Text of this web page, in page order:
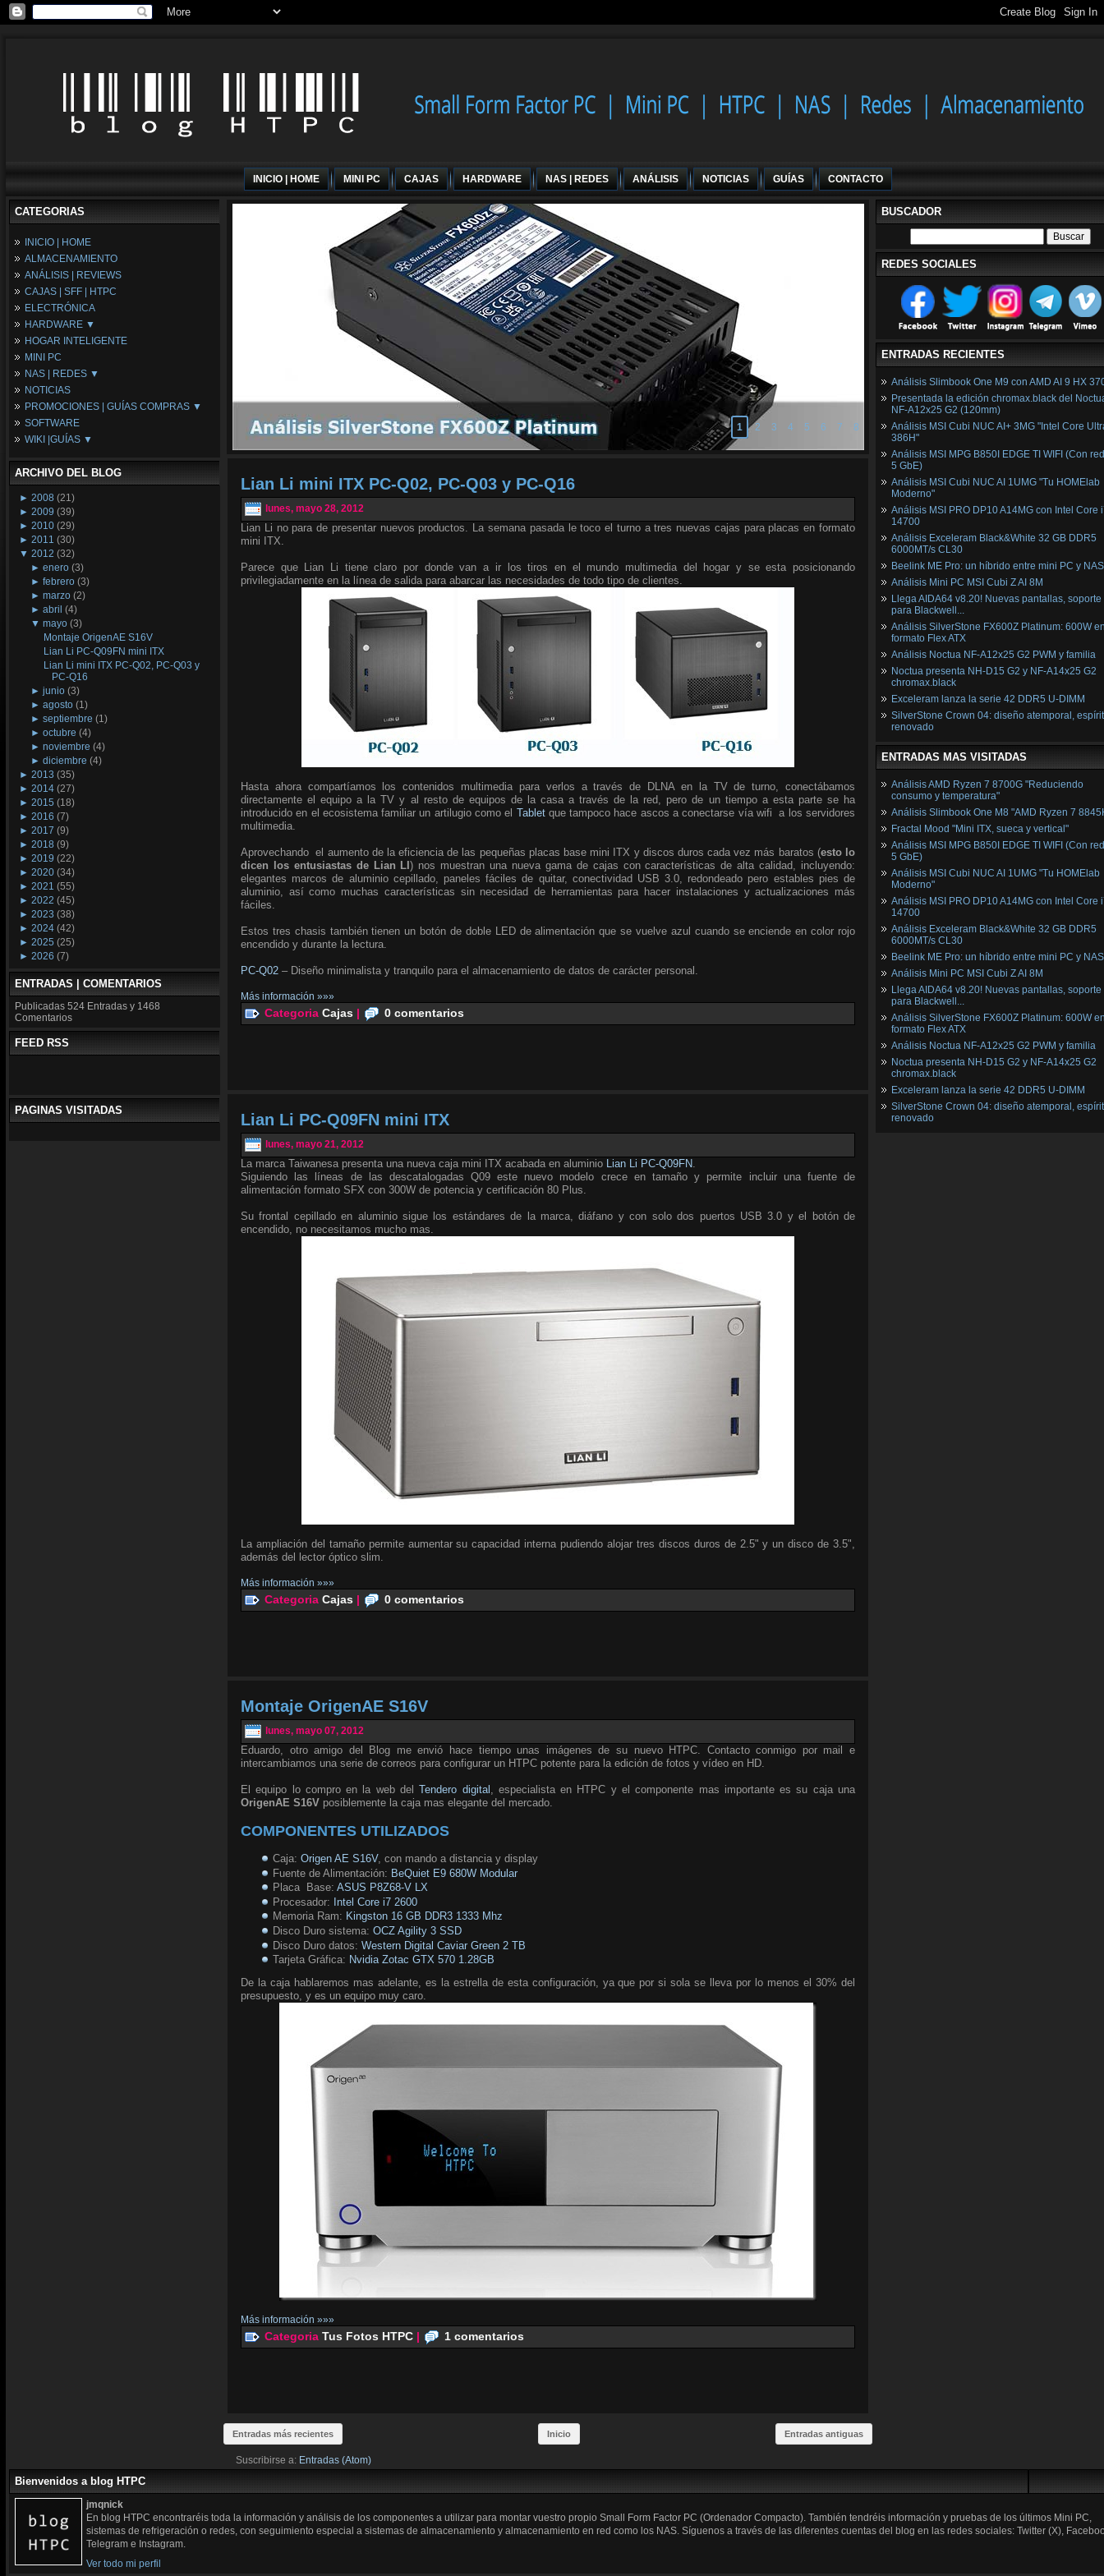
INICIO | HOME MINI PC CAJAS HARDWARE NAS | REDES ANÁLISIS NOTICIAS GUÍAS CONTACTO
CATEGORIAS
INICIO | HOME
ALMACENAMIENTO
ANÁLISIS | REVIEWS
CAJAS | SFF | HTPC
ELECTRÓNICA
HARDWARE ▼
Fuentes de Alimentación
Memória RAM
Placas Base
Procesadores
Periféricos
Refrigeración
Tarjetas Gráficas
HOGAR INTELIGENTE
MINI PC
NAS | REDES ▼
NAS
Espacio Synology
Redes
NOTICIAS
PROMOCIONES | GUÍAS COMPRAS ▼
Configuraciones Ordenadores
Guías de Compras
SOFTWARE
WIKI |GUÍAS ▼
Wikipedia
ARCHIVO DEL BLOG
► 2008 (21)
► 2009 (39)
► 2010 (29)
► 2011 (30)
▼ 2012 (32)
►enero (3)
►febrero (3)
►marzo (2)
►abril (4)
▼mayo (3)
Montaje OrigenAE S16V
Lian Li PC-Q09FN mini ITX
Lian Li mini ITX PC-Q02, PC-Q03 y
PC-Q16
►junio (3)
►agosto (1)
►septiembre (1)
►octubre (4)
►noviembre (4)
►diciembre (4)
► 2013 (35)
► 2014 (27)
► 2015 (18)
► 2016 (7)
► 2017 (9)
► 2018 (9)
► 2019 (22)
► 2020 (34)
► 2021 (55)
► 2022 (45)
► 2023 (38)
► 2024 (42)
► 2025 (25)
► 2026 (7)
ENTRADAS | COMENTARIOS
Publicadas 524 Entradas y 1468
Comentarios
FEED RSS
PAGINAS VISITADAS
1 2 3 4 5 6 7 8
Lian Li mini ITX PC-Q02, PC-Q03 y PC-Q16
lunes, mayo 28, 2012
Lian Li no para de presentar nuevos productos. La semana pasada le toco el turno a tres nuevas cajas para placas en formato
mini ITX.
Parece que Lian Li tiene claro por donde van a ir los tiros en el mundo multimedia del hogar y se esta posicionando
privilegiadamente en la línea de salida para abarcar las necesidades de todo tipo de clientes.
Hasta ahora compartíamos los contenidos multimedia para verlos a través de DLNA en la TV de turno, conectábamos
directamente el equipo a la TV y al resto de equipos de la casa a través de la red, pero de un tiempo a esta parte se ha
introducido en el ecosistema familiar un artilugio como el Tabletque tampoco hace ascos a conectarse vía wifi a los servidores
multimedia.
Aprovechando el aumento de la eficiencia de las pequeñas placas base mini ITX y discos duros cada vez más baratos (esto lo
dicen los entusiastas de Lian LI) nos muestran una nueva gama de cajas con características de alta calidad, incluyendo:
elegantes marcos de aluminio cepillado, paneles fáciles de quitar, conectividad USB 3.0, redondeado pero estables pies de
aluminio, así como muchas características sin necesidad de herramientas para hacer instalaciones y actualizaciones más
fáciles.
Estos tres chasis también tienen un botón de doble LED de alimentación que se vuelve azul cuando se enciende en color rojo
encendido y durante la lectura.
PC-Q02 – Diseño minimalista y tranquilo para el almacenamiento de datos de carácter personal.
Más información »»»
Categoria Cajas | 0 comentarios
Lian Li PC-Q09FN mini ITX
lunes, mayo 21, 2012
La marca Taiwanesa presenta una nueva caja mini ITX acabada en aluminio Lian Li PC-Q09FN.
Siguiendo las líneas de las descatalogadas Q09 este nuevo modelo crece en tamaño y permite incluir una fuente de
alimentación formato SFX con 300W de potencia y certificación 80 Plus.
Su frontal cepillado en aluminio sigue los estándares de la marca, diáfano y con solo dos puertos USB 3.0 y el botón de
encendido, no necesitamos mucho mas.
La ampliación del tamaño permite aumentar su capacidad interna pudiendo alojar tres discos duros de 2.5" y un disco de 3.5",
además del lector óptico slim.
Más información »»»
Categoria Cajas | 0 comentarios
Montaje OrigenAE S16V
lunes, mayo 07, 2012
Eduardo, otro amigo del Blog me envió hace tiempo unas imágenes de su nuevo HTPC. Contacto conmigo por mail e
intercambiamos una serie de correos para configurar un HTPC potente para la edición de fotos y vídeo en HD.
El equipo lo compro en la web delTendero digital , especialista en HTPC y el componente mas importante es su caja una
OrigenAE S16V posiblemente la caja mas elegante del mercado.
COMPONENTES UTILIZADOS
Caja: Origen AE S16V, con mando a distancia y display
Fuente de Alimentación: BeQuiet E9 680W Modular
Placa Base: ASUS P8Z68-V LX
Procesador: Intel Core i7 2600
Memoria Ram: Kingston 16 GB DDR3 1333 Mhz
Disco Duro sistema: OCZ Agility 3 SSD
Disco Duro datos: Western Digital Caviar Green 2 TB
Tarjeta Gráfica: Nvidia Zotac GTX 570 1.28GB
De la caja hablaremos mas adelante, es la estrella de esta configuración, ya que por si sola se lleva por lo menos el 30% del
presupuesto, y es un equipo muy caro.
Más información »»»
Categoria Tus Fotos HTPC | 1 comentarios
Entradas más recientes Entradas antiguas
Inicio
Suscribirse a: Entradas (Atom)
BUSCADOR
REDES SOCIALES
ENTRADAS RECIENTES
Análisis Slimbook One M9 con AMD AI 9 HX
Presentada la edición chromax.black del
NF‑A12x25 G2 (120mm)
Análisis MSI Cubi NUC AI+ 3MG "Intel Core
386H"
Análisis MSI MPG B850I EDGE TI WIFI (Con
5 GbE)
Análisis MSI Cubi NUC AI 1UMG "Tu HOMElab
Moderno"
Análisis MSI PRO DP10 A14MG con Intel Core
14700
Análisis Exceleram Black&White 32 GB DDR5
6000MT/s CL30
Beelink ME Pro: un híbrido entre mini PC y NAS
Análisis Mini PC MSI Cubi Z AI 8M
Llega AIDA64 v8.20! Nuevas pantallas, soporte
para Blackwell...
Análisis SilverStone FX600Z Platinum: 600W
formato Flex ATX
Análisis Noctua NF-A12x25 G2 PWM y familia
Noctua presenta NH-D15 G2 y NF-A14x25 G2
chromax.black
Exceleram lanza la serie 42 DDR5 U-DIMM
SilverStone Crown 04: diseño atemporal,
renovado
ENTRADAS MAS VISITADAS
Análisis AMD Ryzen 7 8700G "Reduciendo
consumo y temperatura"
Análisis Slimbook One M8 "AMD Ryzen 7
Fractal Mood "Mini ITX, sueca y vertical"
Análisis MSI MPG B850I EDGE TI WIFI (Con
5 GbE)
Análisis MSI Cubi NUC AI 1UMG "Tu HOMElab
Moderno"
Análisis MSI PRO DP10 A14MG con Intel Core
14700
Análisis Exceleram Black&White 32 GB DDR5
6000MT/s CL30
Beelink ME Pro: un híbrido entre mini PC y NAS
Análisis Mini PC MSI Cubi Z AI 8M
Llega AIDA64 v8.20! Nuevas pantallas, soporte
para Blackwell...
Análisis SilverStone FX600Z Platinum: 600W
formato Flex ATX
Análisis Noctua NF-A12x25 G2 PWM y familia
Noctua presenta NH-D15 G2 y NF-A14x25 G2
chromax.black
Exceleram lanza la serie 42 DDR5 U-DIMM
SilverStone Crown 04: diseño atemporal,
renovado
Bienvenidos a blog HTPC
jmqnick
En blog HTPC encontraréis toda la información y análisis de los componentes a utilizar para montar vuestro propio Small Form Factor PC (Ordenador Compacto). También tendréis información y pruebas de los últimos Mini PC,
sistemas de refrigeración o redes, con seguimiento especial a sistemas de almacenamiento y almacenamiento en red como los NAS. Síguenos a través de las diferentes cuentas del blog en las redes sociales: Twitter (X),
Telegram e Instagram.
Ver todo mi perfil